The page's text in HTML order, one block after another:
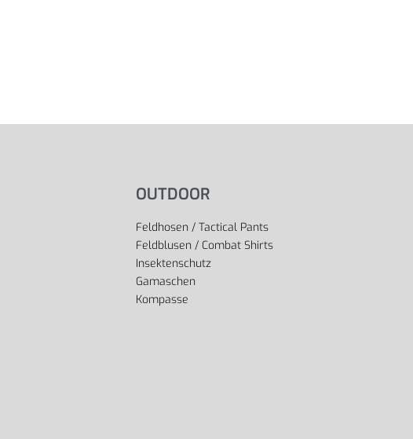
OUTDOOR
Feldhosen / Tactical Pants
Feldblusen / Combat Shirts
Insektenschutz
Gamaschen
Kompasse